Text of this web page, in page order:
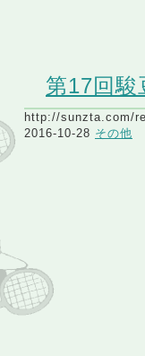
第17回駿
http://sunzta.com/
2016-10-28 その他